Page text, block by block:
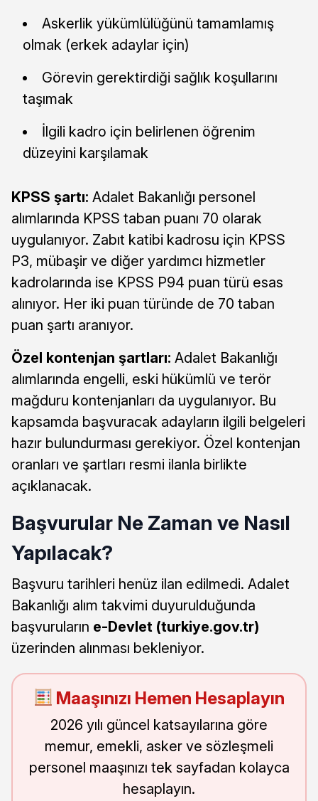
Askerlik yükümlülüğünü tamamlamış
olmak (erkek adaylar için)
Görevin gerektirdiği sağlık koşullarını
taşımak
İlgili kadro için belirlenen öğrenim
düzeyini karşılamak
KPSS şartı: Adalet Bakanlığı personel
alımlarında KPSS taban puanı 70 olarak
uygulanıyor. Zabıt katibi kadrosu için KPSS
P3, mübaşir ve diğer yardımcı hizmetler
kadrolarında ise KPSS P94 puan türü esas
alınıyor. Her iki puan türünde de 70 taban
puan şartı aranıyor.
Özel kontenjan şartları: Adalet Bakanlığı
alımlarında engelli, eski hükümlü ve terör
mağduru kontenjanları da uygulanıyor. Bu
kapsamda başvuracak adayların ilgili belgeleri
hazır bulundurması gerekiyor. Özel kontenjan
oranları ve şartları resmi ilanla birlikte
açıklanacak.
Başvurular Ne Zaman ve Nasıl
Yapılacak?
Başvuru tarihleri henüz ilan edilmedi. Adalet
Bakanlığı alım takvimi duyurulduğunda
başvuruların e-Devlet (turkiye.gov.tr)
üzerinden alınması bekleniyor.
Maaşınızı Hemen Hesaplayın
2026 yılı güncel katsayılarına göre
memur, emekli, asker ve sözleşmeli
personel maaşınızı tek sayfadan kolayca
hesaplayın.